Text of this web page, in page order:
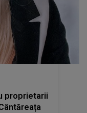
proprietarii